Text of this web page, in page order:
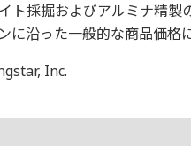
ト採掘およびアルミナ精製
沿った一般的な商品価格
Inc.